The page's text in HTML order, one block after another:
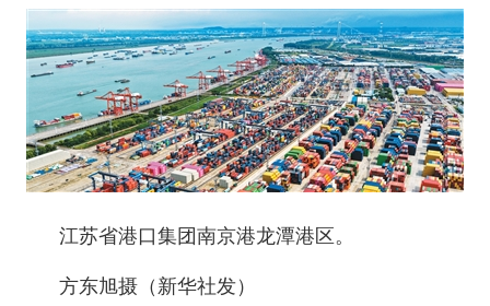
江苏省港口集团南京港龙潭港区。
方东旭摄（新华社发）